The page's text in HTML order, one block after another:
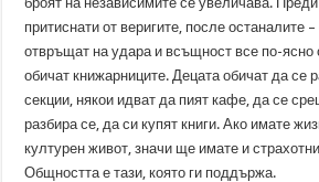
притиснати от веригите, после останалите
отвръщат на удара и всъщност все по-ясно
обичат книжарниците. Децата обичат да се
секции, някои идват да пият кафе, да се
разбира се, да си купят книги. Ако имате
културен живот, значи ще имате и
Общността е тази, която ги поддържа.